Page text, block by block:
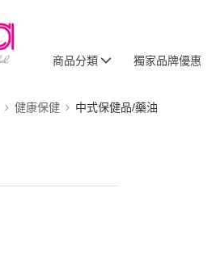
商品分類 獨家品牌優惠
健康保健 中式保健品/藥油